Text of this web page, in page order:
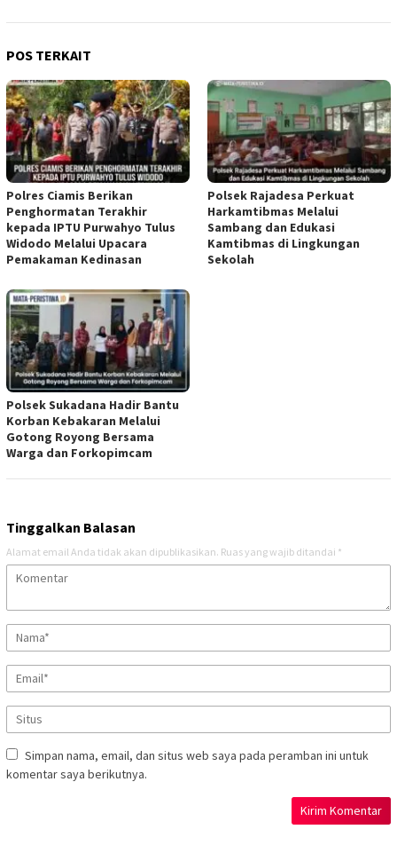
POS TERKAIT
Polres Ciamis Berikan
Penghormatan Terakhir
kepada IPTU Purwahyo Tulus
Widodo Melalui Upacara
Pemakaman Kedinasan
Polsek Rajadesa Perkuat
Harkamtibmas Melalui
Sambang dan Edukasi
Kamtibmas di Lingkungan
Sekolah
Polsek Sukadana Hadir Bantu
Korban Kebakaran Melalui
Gotong Royong Bersama
Warga dan Forkopimcam
Tinggalkan Balasan
Alamat email Anda tidak akan dipublikasikan. Ruas yang wajib ditandai *
Simpan nama, email, dan situs web saya pada peramban ini untuk
komentar saya berikutnya.